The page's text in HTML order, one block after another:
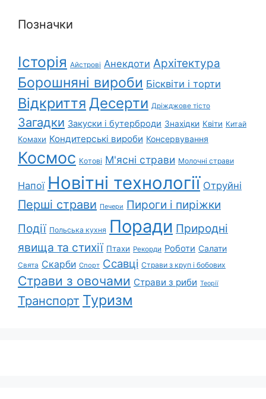
Позначки
Історія Айстрові Анекдоти Архітектура
Борошняні вироби Бісквіти і торти
Відкриття Десерти Дріжджове тісто
Загадки Закуски і бутерброди Знахідки Квіти Китай
Комахи Кондитерські вироби Консервування
Космос Котові М'ясні страви Молочні страви
Напої Новітні технології Отруйні
Перші страви Печери Пироги і пиріжки
Події Польська кухня Поради Природні
явища та стихії Птахи Рекорди Роботи Салати
Свята Скарби Спорт Ссавці Страви з круп і бобових
Страви з овочами Страви з риби Теорії
Транспорт Туризм